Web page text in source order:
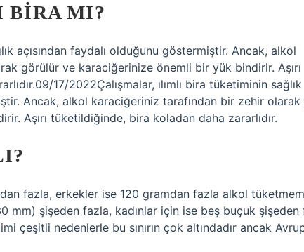
BIRA MI?
açısından faydalı olduğunu göstermiştir. Ancak, alkol
görülür ve karaciğerinize önemli bir yük bindirir. Aşırı
17/2022Çalışmalar, ılımlı bira tüketiminin sağlık
Ancak, alkol karaciğeriniz tarafından bir zehir
Aşırı tüketildiğinde, bira koladan daha zararlıdır.
fazla, erkekler ise 120 gramdan fazla alkol
mm) şişeden fazla, kadınlar için ise beş buçuk şişeden
çeşitli nedenlerle bu sınırın çok altındadır ancak